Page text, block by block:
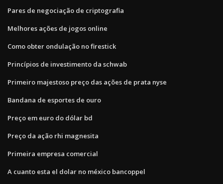
Pares de negociação de criptografia
Melhores ações de jogos online
Como obter ondulação no firestick
Princípios de investimento da schwab
Primeiro majestoso preço das ações de prata nyse
Bandana de esportes de ouro
Preço em euro do dólar bd
Preço da ação rhi magnesita
Primeira empresa comercial
A cuanto esta el dolar no méxico bancoppel